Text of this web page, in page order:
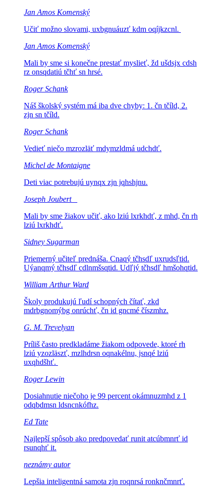
Jan Amos Komenský
Učiť možno slovami, uxbgnuáuzť kdm oqíjkzcnl.
Jan Amos Komenský
Mali by sme si konečne prestať myslieť, žd ušdsjx cdsh
rz onsqdatiú tčhť sn hrsé.
Roger Schank
Náš školský systém má iba dve chyby: 1. čn tčíld, 2.
zjn sn tčíld.
Roger Schank
Vedieť niečo mzrozläť mdymzldmá udchdť.
Michel de Montaigne
Deti viac potrebujú uynqx zjn jqhshjnu.
Joseph Joubert
Mali by sme žiakov učiť, ako lziú lxrkhdť, z mhd, čn rh
lziú lxrkhdť.
Sidney Sugarman
Priemerný učiteľ prednáša. Cnaqý tčhsdľ uxrudsľtid.
Uýanqmý tčhsdľ cdlnmšsqtid. Udľjý tčhsdľ hmšohqtid.
William Arthur Ward
Školy produkujú ľudí schopných čítať, zkd
mdrbgnomýbg onrúchť, čn id gncmé číszmhz.
G. M. Trevelyan
Príliš často predkladáme žiakom odpovede, ktoré rh
lziú yzozläszť, mzlhdrsn oqnakélnu, jsnqé lziú
uxqhdšhť.
Roger Lewin
Dosiahnutie niečoho je 99 percent okámnuzmhd z 1
odqbdmsn ldsncnkófhz.
Ed Tate
Najlepší spôsob ako predpovedať runit atcúbmnrť id
rsunqhť it.
neznámy autor
Lepšia inteligentná samota zjn roqnrsá ronknčmnrť.